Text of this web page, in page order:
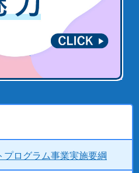
ログラム事業実施要綱